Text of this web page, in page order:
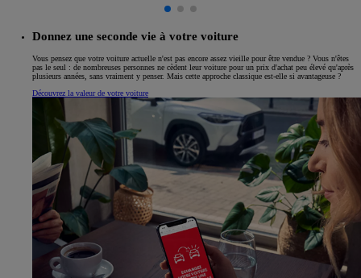
Donnez une seconde vie à votre voiture
Vous pensez que votre voiture actuelle n'est pas encore assez vieille pour être vendue ? Vous n'êtes
pas le seul : de nombreuses personnes ne cèdent leur voiture pour un prix d'achat peu élevé qu'après
plusieurs années, sans vraiment y penser. Mais cette approche classique est-elle si avantageuse ?
Découvrez la valeur de votre voiture